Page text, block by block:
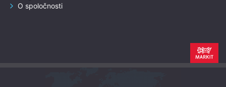
O spoločnosti